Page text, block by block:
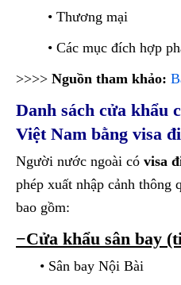
• Thương mại
• Các mục đích hợp
>>>> Nguồn tham khảo:
Danh sách cửa khẩu
Việt Nam bằng visa
Người nước ngoài có visa
phép xuất nhập cảnh thông
bao gồm:
−Cửa khẩu sân bay
• Sân bay Nội Bài